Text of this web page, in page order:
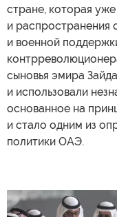
стране, которая
и распространения
и военной
сыновья эмира
и использовали
основанное на
и стало одним из
политики ОАЭ.